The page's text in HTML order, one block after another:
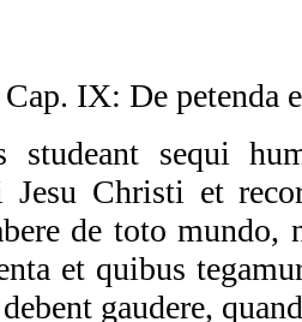
Cap. IX: De petenda
studeant sequi
Jesu Christi et
de toto
et quibus
gaudere,